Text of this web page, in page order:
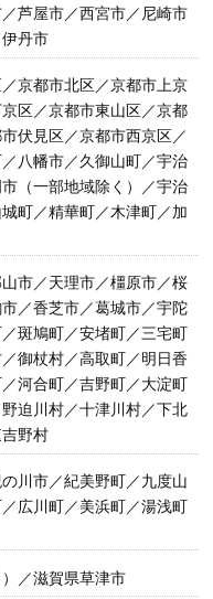
芦屋市／西宮市／尼崎市
丹市
京都市北区／京都市上京
区／京都市東山区／京都
伏見区／京都市西京区／
八幡市／久御山町／宇治
（一部地域除く）／宇治
町／精華町／木津町／加
市／天理市／橿原市／桜
／香芝市／葛城市／宇陀
斑鳩町／安堵町／三宅町
御杖村／高取町／明日香
河合町／吉野町／大淀町
迫川村／十津川村／下北
野村
川市／紀美野町／九度山
広川町／美浜町／湯浅町
／滋賀県草津市